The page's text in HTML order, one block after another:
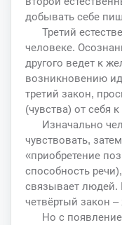
добывать себе
Третий
человеке.
другого ведет к
возникновению
третий закон,
(чувства) от себя
Изначально
чувствовать,
«приобретение
способность
связывает людей.
четвёртый закон
Но с